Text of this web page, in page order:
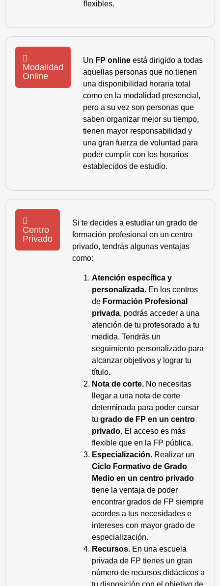
flexibles.
Modalidad
Online
Un FP online está dirigido a todas
aquellas personas que no tienen
una disponibilidad horaria total
como en la modalidad presencial,
pero a su vez son personas que
saben organizar mejor su tiempo,
tienen mayor responsabilidad y
una gran fuerza de voluntad para
poder cumplir con los horarios
establecidos de estudio.
Centro
Privado
Si te decides a estudiar un grado de
formación profesional en un centro
privado, tendrás algunas ventajas
como:
Atención específica y
personalizada. En los centros
de Formación Profesional
privada, podrás acceder a una
atención de tu profesorado a tu
medida. Tendrás un
seguimiento personalizado para
alcanzar objetivos y lograr tu
título.
Nota de corte. No necesitas
llegar a una nota de corte
determinada para poder cursar
tu grado de FP en un centro
privado. El acceso es más
flexible que en la FP pública.
Especialización. Realizar un
Ciclo Formativo de Grado
Medio en un centro privado
tiene la ventaja de poder
encontrar grados de FP siempre
acordes a tus necesidades e
intereses con mayor grado de
especialización.
Recursos. En una escuela
privada de FP tienes un gran
número de recursos didácticos a